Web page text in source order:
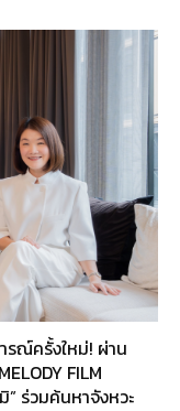
รณ์ครั้งใหม่! ผ่าน
FILM
ร่วมค้นหาจังหวะ